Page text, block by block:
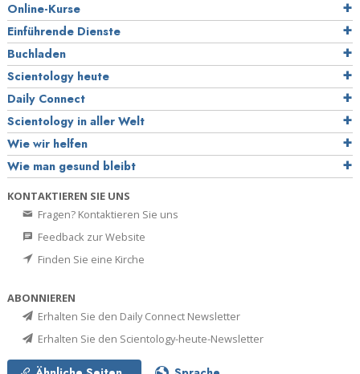
Online-Kurse
Einführende Dienste
Buchladen
Scientology heute
Daily Connect
Scientology in aller Welt
Wie wir helfen
Wie man gesund bleibt
KONTAKTIEREN SIE UNS
Fragen? Kontaktieren Sie uns
Feedback zur Website
Finden Sie eine Kirche
ABONNIEREN
Erhalten Sie den Daily Connect Newsletter
Erhalten Sie den Scientology-heute-Newsletter